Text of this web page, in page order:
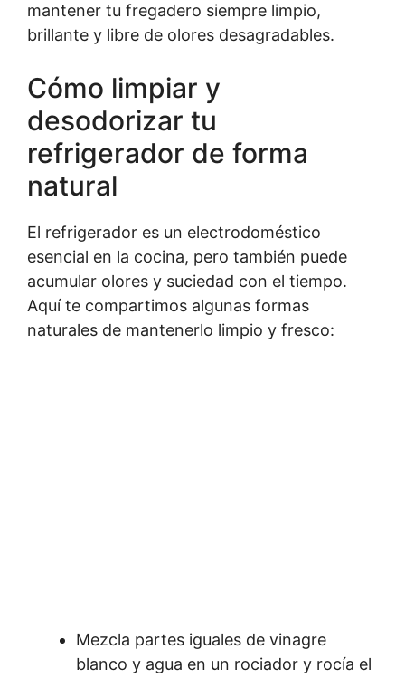
mantener tu fregadero siempre limpio,
brillante y libre de olores desagradables.
Cómo limpiar y
desodorizar tu
refrigerador de forma
natural
El refrigerador es un electrodoméstico
esencial en la cocina, pero también puede
acumular olores y suciedad con el tiempo.
Aquí te compartimos algunas formas
naturales de mantenerlo limpio y fresco:
Mezcla partes iguales de vinagre
blanco y agua en un rociador y rocía el